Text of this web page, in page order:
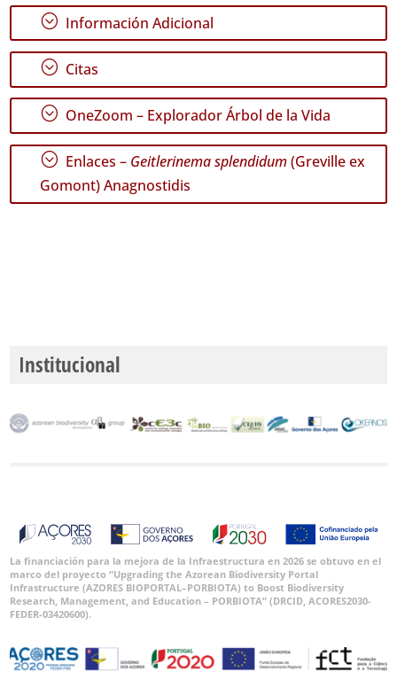
; Información Adicional
; Citas
; OneZoom – Explorador Árbol de la Vida
; Enlaces – Geitlerinema splendidum(Greville ex
Gomont) Anagnostidis
Institucional
La financiación para la mejora de la Infraestructura en 2026 se obtuvo en el
marco del proyecto “Upgrading the Azorean Biodiversity Portal
Infrastructure (AZORES BIOPORTAL–PORBIOTA) to Boost Biodiversity
Research, Management, and Education – PORBIOTA” (DRCID, ACORES2030-
FEDER-03420600).